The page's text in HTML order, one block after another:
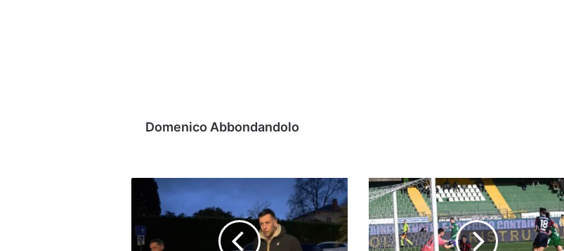
Domenico Abbondandolo
Avellino,
all'arrivo:
le
Dalle
chiamate
di
Gasp
all’Under